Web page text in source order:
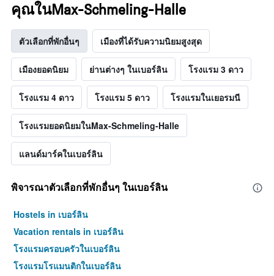
คุณในMax-Schmeling-Halle
ตัวเลือกที่พักอื่นๆ เมืองที่ได้รับความนิยมสูงสุด
เมืองยอดนิยม ย่านต่างๆ ในเบอร์ลิน โรงแรม 3 ดาว
โรงแรม 4 ดาว โรงแรม 5 ดาว โรงแรมในเยอรมนี
โรงแรมยอดนิยมในMax-Schmeling-Halle
แลนด์มาร์คในเบอร์ลิน
พิจารณาตัวเลือกที่พักอื่นๆ ในเบอร์ลิน
Hostels in เบอร์ลิน
Vacation rentals in เบอร์ลิน
โรงแรมครอบครัวในเบอร์ลิน
โรงแรมโรแมนติกในเบอร์ลิน